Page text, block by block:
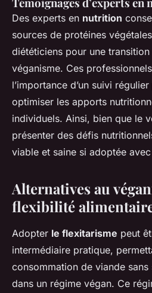
Des experts en nutrition
sources de protéines
diététiciens pour une
véganisme. Ces
l’importance d’un suivi
optimiser les apports
individuels. Ainsi, bien que le
présenter des défis
viable et saine si adoptée
Alternatives au
flexibilité
Adopter le flexitarisme peut
intermédiaire pratique,
consommation de viande sans
dans un régime végan. Ce